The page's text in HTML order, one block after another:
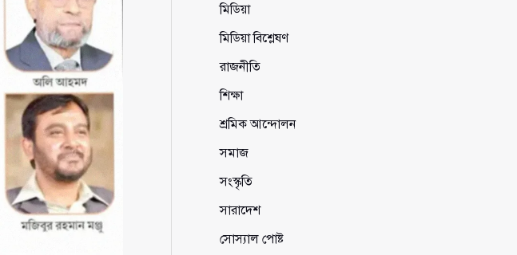
মিডিয়া
মিডিয়া বিশ্লেষণ
রাজনীতি
শিক্ষা
শ্রমিক আন্দোলন
সমাজ
সংস্কৃতি
সারাদেশ
সোস্যাল পোষ্ট